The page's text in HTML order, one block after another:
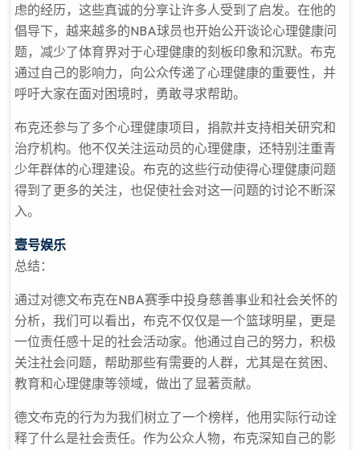
虑的经历，这些真诚的分享让许多人受到了启发。在他的
倡导下，越来越多的NBA球员也开始公开谈论心理健康问
题，减少了体育界对于心理健康的刻板印象和沉默。布克
通过自己的影响力，向公众传递了心理健康的重要性，并
呼吁大家在面对困境时，勇敢寻求帮助。
布克还参与了多个心理健康项目，捐款并支持相关研究和
治疗机构。他不仅关注运动员的心理健康，还特别注重青
少年群体的心理建设。布克的这些行动使得心理健康问题
得到了更多的关注，也促使社会对这一问题的讨论不断深
入。
壹号娱乐
总结：
通过对德文·布克在NBA赛季中投身慈善事业和社会关怀的
分析，我们可以看出，布克不仅仅是一个篮球明星，更是
一位责任感十足的社会活动家。他通过自己的努力，积极
关注社会问题，帮助那些有需要的人群，尤其是在贫困、
教育和心理健康等领域，做出了显著贡献。
德文·布克的行为为我们树立了一个榜样，他用实际行动诠
释了什么是社会责任。作为公众人物，布克深知自己的影